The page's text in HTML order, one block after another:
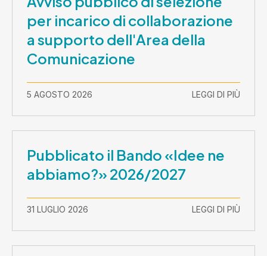
per incarico di collaborazione
a supporto dell'Area della
Comunicazione
5 AGOSTO 2026 LEGGI DI PIÙ
Pubblicato il Bando «Idee ne
abbiamo?» 2026/2027
31 LUGLIO 2026 LEGGI DI PIÙ